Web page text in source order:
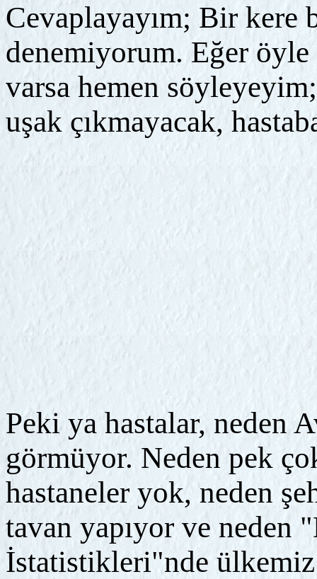
Cevaplayayım; Bir kere
denemiyorum. Eğer öyle
varsa hemen
uşak çıkmayacak,
Peki ya hastalar, neden
görmüyor. Neden pek
hastaneler yok, neden
tavan yapıyor ve neden
İstatistikleri"nde